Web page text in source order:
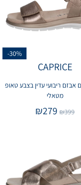
-30%
CAPRICE
אבזם ריבועי עדין בצבע טאופ
מטאלי
₪399
₪279